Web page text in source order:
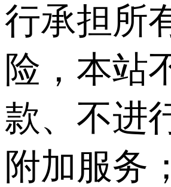
行承担所
险，本站
款、不进
附加服务